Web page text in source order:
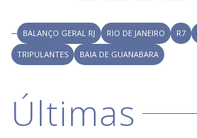
i
d
e
BALANÇO GERAL RJ RIO DE JANEIRO R7
TRIPULANTES
BAIA DE GUANABARA
Últimas